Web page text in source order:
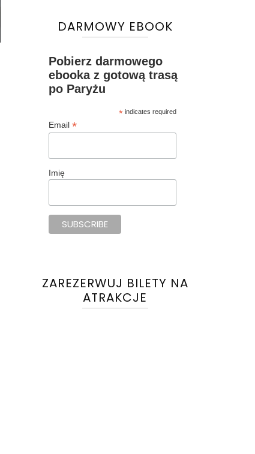
DARMOWY EBOOK
Pobierz darmowego
ebooka z gotową trasą
po Paryżu
* indicates required
Email *
Imię
ZAREZERWUJ BILETY NA
ATRAKCJE